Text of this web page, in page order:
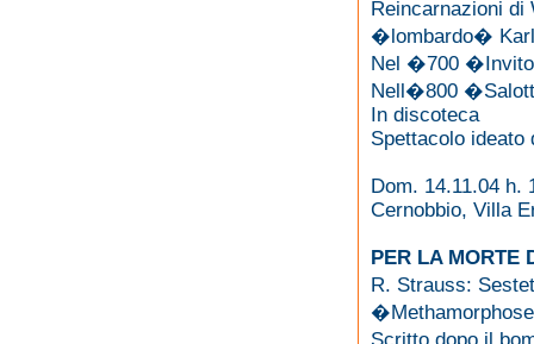
Reincarnazioni di
�lombardo� Karl
Nel �700
Nell�800
In discoteca
Spettacolo ideato
Dom. 14.11.04 h.
Cernobbio, Villa
PER LA MORTE
R. Strauss: